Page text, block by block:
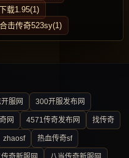
载1.95(1)
击传奇523sy(1)
服网 300开服发布网
网 4571传奇发布网 找传奇
zhaosf 热血传奇sf